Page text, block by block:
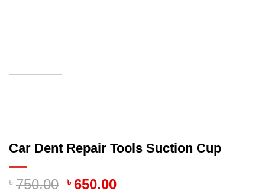
Car Dent Repair Tools Suction Cup
৳ 750.00 ৳650.00